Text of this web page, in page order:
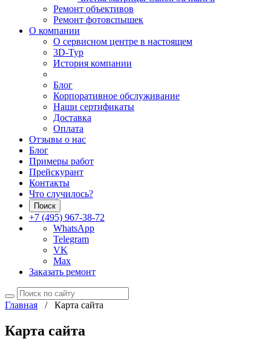
Ремонт объективов
Ремонт фотовспышек
О компании
О сервисном центре в настоящем
3D-Тур
История компании
Блог
Корпоративное обслуживание
Наши сертификаты
Доставка
Оплата
Отзывы о нас
Блог
Примеры работ
Прейскурант
Контакты
Что случилось?
Поиск
+7 (495) 967-38-72
WhatsApp
Telegram
VK
Max
Заказать ремонт
Главная / Карта сайта
Карта сайта